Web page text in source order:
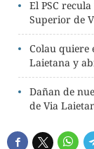
El PSC
Superior de
Colau quiere
Laietana y
Dañan de
de Via